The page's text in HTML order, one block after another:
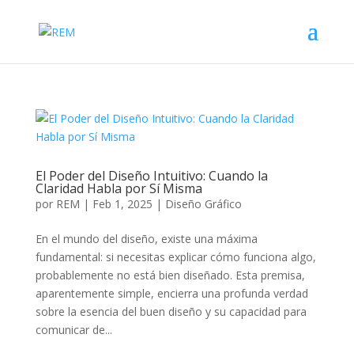
El Poder del Diseño Intuitivo: Cuando la
Claridad Habla por Sí Misma
por REM | Feb 1, 2025 | Diseño Gráfico
En el mundo del diseño, existe una máxima
fundamental: si necesitas explicar cómo funciona algo,
probablemente no está bien diseñado. Esta premisa,
aparentemente simple, encierra una profunda verdad
sobre la esencia del buen diseño y su capacidad para
comunicar de...